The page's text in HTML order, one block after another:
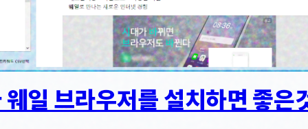
일 브라우저를 설치하면 좋은